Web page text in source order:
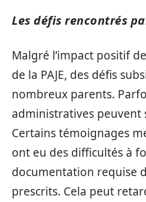
Les défis rencontrés
Malgré l’impact positif
de la PAJE, des défis
nombreux parents.
administratives peuvent
Certains témoignages
ont eu des difficultés à
documentation requise
prescrits. Cela peut